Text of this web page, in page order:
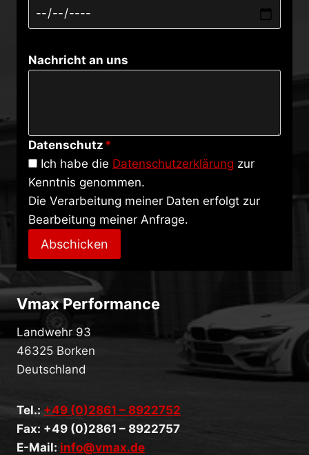
Nachricht an uns
Datenschutz *
Ich habe die Datenschutzerklärung zur
Kenntnis genommen.
Die Verarbeitung meiner Daten erfolgt zur
Bearbeitung meiner Anfrage.
Abschicken
Vmax Performance
Landwehr 93
46325 Borken
Deutschland
Tel.: +49 (0)2861 – 8922752
Fax: +49 (0)2861 – 8922757
E-Mail: info@vmax.de